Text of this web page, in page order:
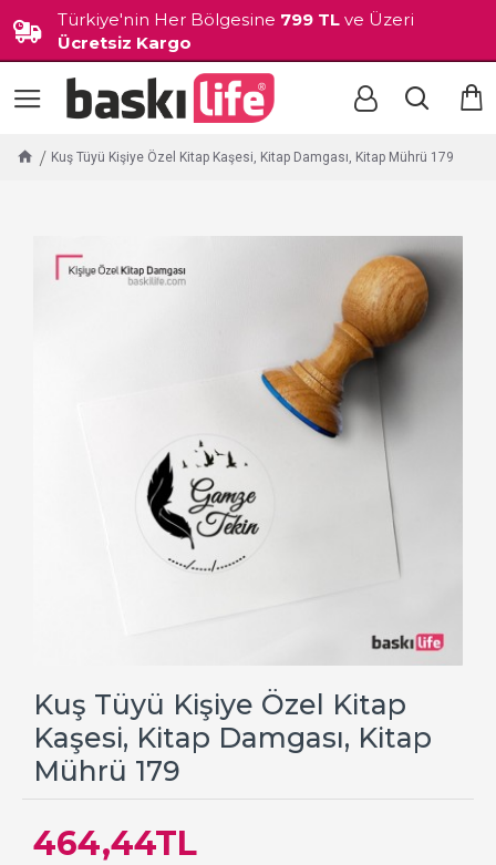
Türkiye'nin Her Bölgesine 799 TL ve Üzeri
Ücretsiz Kargo
Kuş Tüyü Kişiye Özel Kitap Kaşesi, Kitap Damgası, Kitap Mührü 179
Kuş Tüyü Kişiye Özel Kitap
Kaşesi, Kitap Damgası, Kitap
Mührü 179
464,44TL